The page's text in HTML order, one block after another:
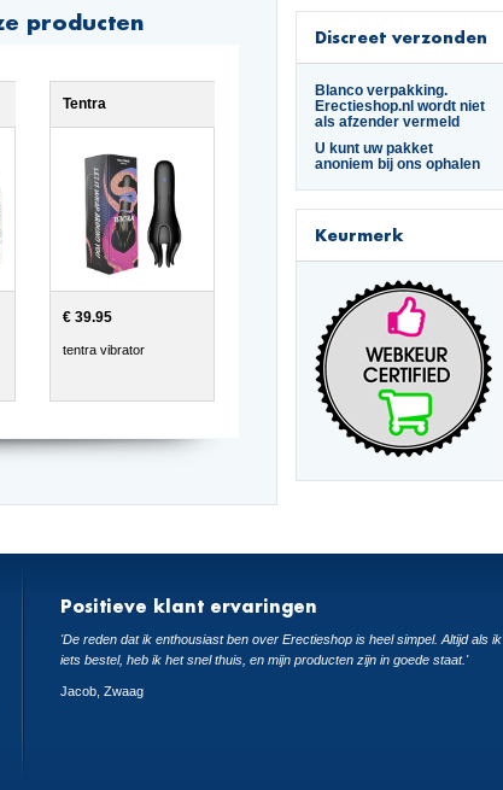
producten
Tentra
€ 39.95
tentra vibrator
Discreet verzonden
Blanco verpakking.
Erectieshop.nl wordt niet
als afzender vermeld
U kunt uw pakket
anoniem bij ons ophalen
Keurmerk
Positieve klant ervaringen
'De reden dat ik enthousiast ben over Erectieshop is heel simpel. Altijd als ik
iets bestel, heb ik het snel thuis, en mijn producten zijn in goede staat.'
Jacob, Zwaag